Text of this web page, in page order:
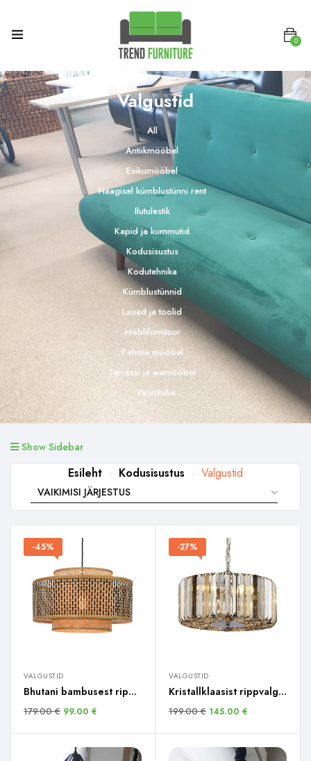
0
Valgustid
All
Antiikmööbel
Esikumööbel
Haagisel kümblustünni rent
Ilutulestik
Kapid ja kummutid
Kodusisustus
Kodutehnika
Kümblustünnid
Lauad ja toolid
Möblifurnituur
Pehme mööbel
Terrassi ja aiamööbel
Vannituba
Show Sidebar
Esileht Kodusisustus Valgustid
-45%
VALGUSTID
Bhutani bambusest ripplamp
179.00€ 99.00 €
-27%
VALGUSTID
Kristallklaasist rippvalgusti
199.00€ 145.00 €